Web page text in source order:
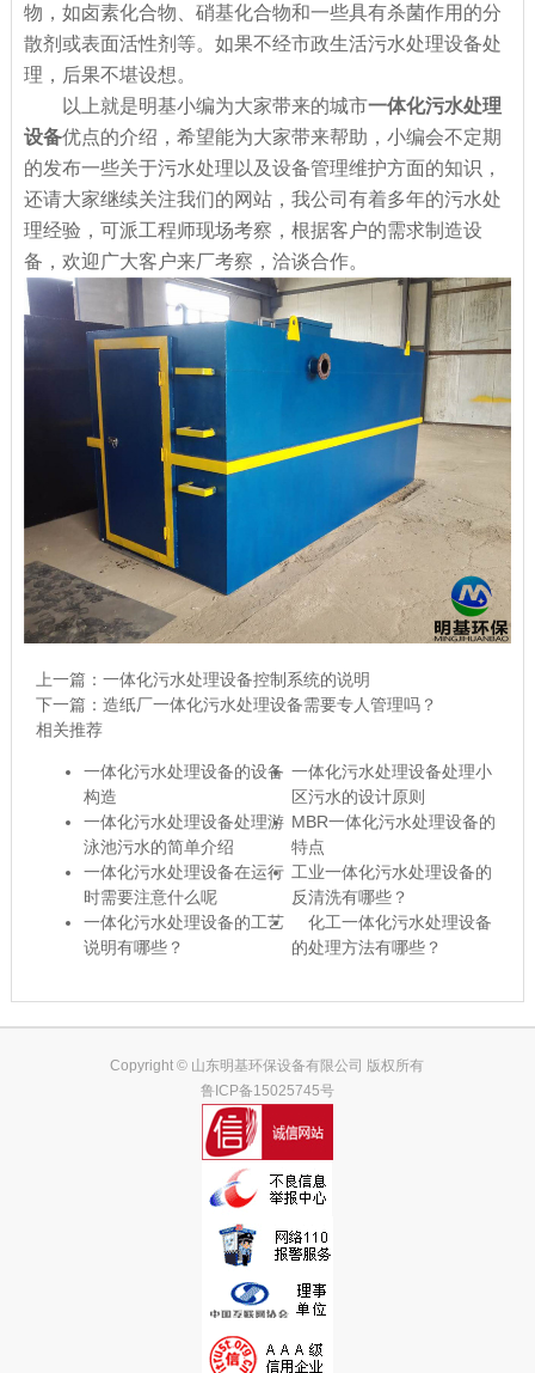
物，如卤素化合物、硝基化合物和一些具有杀菌作用的分
散剂或表面活性剂等。如果不经市政生活污水处理设备处
理，后果不堪设想。
以上就是明基小编为大家带来的城市一体化污水处理
设备优点的介绍，希望能为大家带来帮助，小编会不定期
的发布一些关于污水处理以及设备管理维护方面的知识，
还请大家继续关注我们的网站，我公司有着多年的污水处
理经验，可派工程师现场考察，根据客户的需求制造设
备，欢迎广大客户来厂考察，洽谈合作。
上一篇： 一体化污水处理设备控制系统的说明
下一篇： 造纸厂一体化污水处理设备需要专人管理吗？
相关推荐
一体化污水处理设备的设备
构造
一体化污水处理设备处理小
区污水的设计原则
一体化污水处理设备处理游
泳池污水的简单介绍
MBR一体化污水处理设备的
特点
一体化污水处理设备在运行
时需要注意什么呢
工业一体化污水处理设备的
反清洗有哪些？
一体化污水处理设备的工艺
说明有哪些？
化工一体化污水处理设备
的处理方法有哪些？
Copyright © 山东明基环保设备有限公司 版权所有
鲁ICP备15025745号